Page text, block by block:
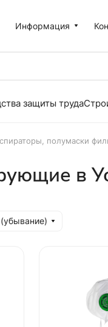
Информация
защиты труда
полумаски
в